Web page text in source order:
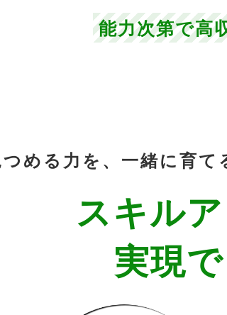
能力次第で高
める力を、一緒に育て
スキル
実現